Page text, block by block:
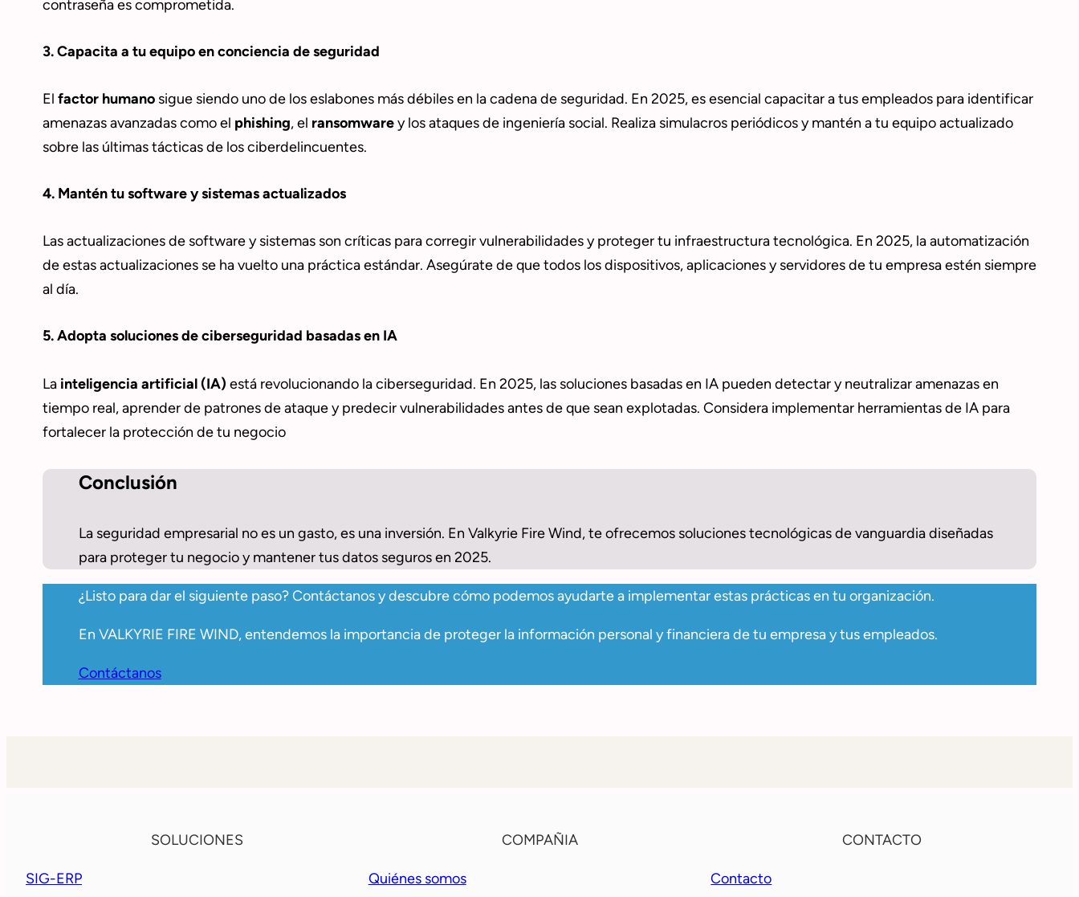
contraseña es comprometida.
3. Capacita a tu equipo en conciencia de seguridad
El factor humanosigue siendo uno de los eslabones más débiles en la cadena de seguridad. En 2025, es esencial capacitar a tus empleados para identificar
amenazas avanzadas como el phishing, el ransomwarey los ataques de ingeniería social. Realiza simulacros periódicos y mantén a tu equipo actualizado
sobre las últimas tácticas de los ciberdelincuentes.
4. Mantén tu software y sistemas actualizados
Las actualizaciones de software y sistemas son críticas para corregir vulnerabilidades y proteger tu infraestructura tecnológica. En 2025, la automatización
de estas actualizaciones se ha vuelto una práctica estándar. Asegúrate de que todos los dispositivos, aplicaciones y servidores de tu empresa estén siempre
al día.
5. Adopta soluciones de ciberseguridad basadas en IA
La inteligencia artificial (IA) está revolucionando la ciberseguridad. En 2025, las soluciones basadas en IA pueden detectar y neutralizar amenazas en
tiempo real, aprender de patrones de ataque y predecir vulnerabilidades antes de que sean explotadas. Considera implementar herramientas de IA para
fortalecer la protección de tu negocio
Conclusión
La seguridad empresarial no es un gasto, es una inversión. En Valkyrie Fire Wind, te ofrecemos soluciones tecnológicas de vanguardia diseñadas
para proteger tu negocio y mantener tus datos seguros en 2025.
¿Listo para dar el siguiente paso? Contáctanos y descubre cómo podemos ayudarte a implementar estas prácticas en tu organización.
En VALKYRIE FIRE WIND, entendemos la importancia de proteger la información personal y financiera de tu empresa y tus empleados.
Contáctanos
SOLUCIONES
SIG-ERP
COMPAÑIA
Quiénes somos
CONTACTO
Contacto